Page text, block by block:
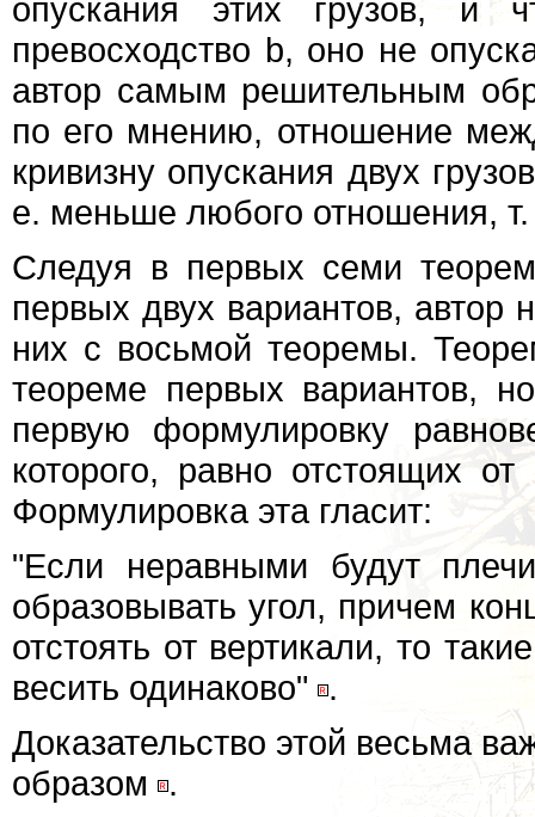
опускания этих грузов, и
превосходство b, оно не
автор самым решительным
по его мнению, отношение
кривизну опускания двух
е. меньше любого отношения,
Следуя в первых семи
первых двух вариантов, автор
них с восьмой теоремы.
теореме первых вариантов,
первую формулировку
которого, равно отстоящих
Формулировка эта гласит:
"Если неравными будут
образовывать угол, причем
отстоять от вертикали, то
весить одинаково"
.
Доказательство этой весьма
образом
.